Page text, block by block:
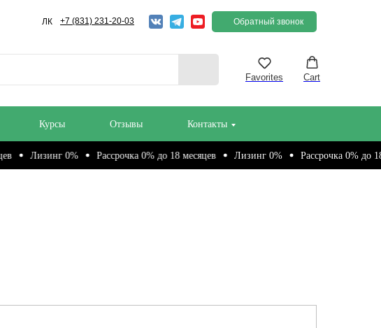
+7 (831) 231-20-03
ЛК Обратный звонок
Favorites Cart
Курсы Отзывы Контакты
Лизинг 0% Рассрочка 0% до 18 месяцев Лизинг 0% Рассрочка 0% до 18